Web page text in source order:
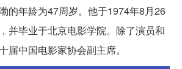
的年龄为47周岁。他于1974年8月26
并毕业于北京电影学院。除了演员和
届中国电影家协会副主席。